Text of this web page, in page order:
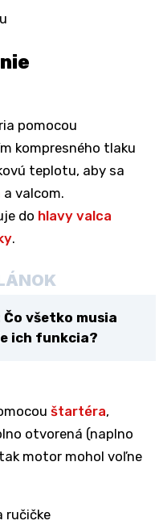
pomocou
kompresného tlaku
teplotu, aby sa
a valcom.
do hlavy valca
.
všetko musia
ich funkcia?
štartéra,
otvorená (naplno
motor mohol voľne
ručičke